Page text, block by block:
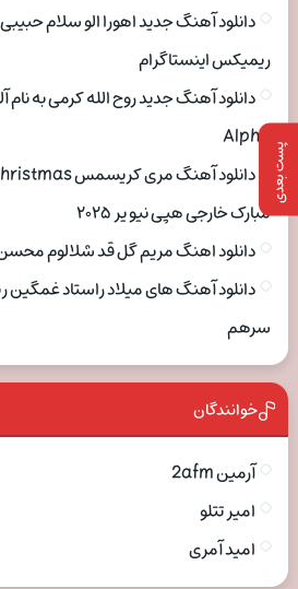
پست بعدی
دانلود آهنگ جدید اهورا الو سلام
ریمیکس اینستاگرام
Alpha
مبارک خارجی هپی نیو یر ۲۰۲۵
دانلود اهنگ مریم گل قد شلالوم
دانلود آهنگ های میلاد راستاد
سرهم
خوانندگان
آرمین 2afm
امیر تتلو
امید آمری